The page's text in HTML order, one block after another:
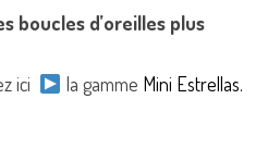
boucles d’oreilles plus
ici
la gamme Mini Estrellas.